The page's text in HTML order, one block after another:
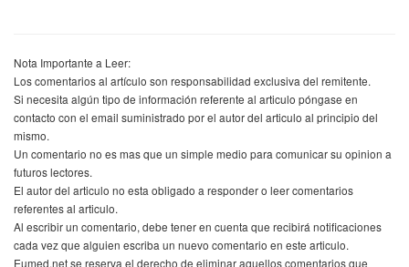
Nota Importante a Leer:
Los comentarios al artículo son responsabilidad exclusiva del remitente.
Si necesita algún tipo de información referente al articulo póngase en
contacto con el email suministrado por el autor del articulo al principio del
mismo.
Un comentario no es mas que un simple medio para comunicar su opinion a
futuros lectores.
El autor del articulo no esta obligado a responder o leer comentarios
referentes al articulo.
Al escribir un comentario, debe tener en cuenta que recibirá notificaciones
cada vez que alguien escriba un nuevo comentario en este articulo.
Eumed.net se reserva el derecho de eliminar aquellos comentarios que